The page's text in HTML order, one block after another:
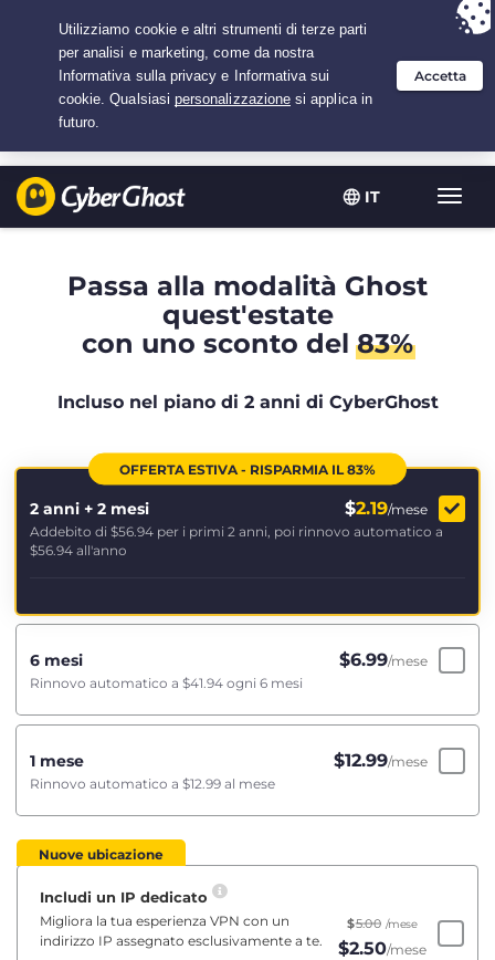
IT
L'offerta migliore per 2.1666666666667 anni a $
Passa alla modalità Ghost
quest'estate
con uno sconto del83%
Incluso nel piano di 2 anni di CyberGhost
OFFERTA ESTIVA - RISPARMIA IL 83%
2 anni + 2 mesi $2.19/mese
Addebito di $56.94 per i primi 2 anni, poi rinnovo automatico a
$56.94 all'anno
6 mesi $6.99/mese
Rinnovo automatico a $41.94 ogni 6 mesi
1 mese $12.99/mese
Rinnovo automatico a $12.99 al mese
Nuove ubicazione
Includi un IP dedicato
Migliora la tua esperienza VPN con un
indirizzo IP assegnato esclusivamente a te.
$5.00 /mese
$2.50/mese